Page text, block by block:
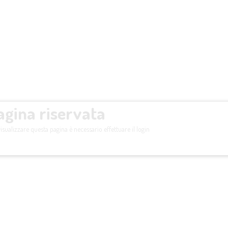
riservata
questa pagina è necessario effettuare il login